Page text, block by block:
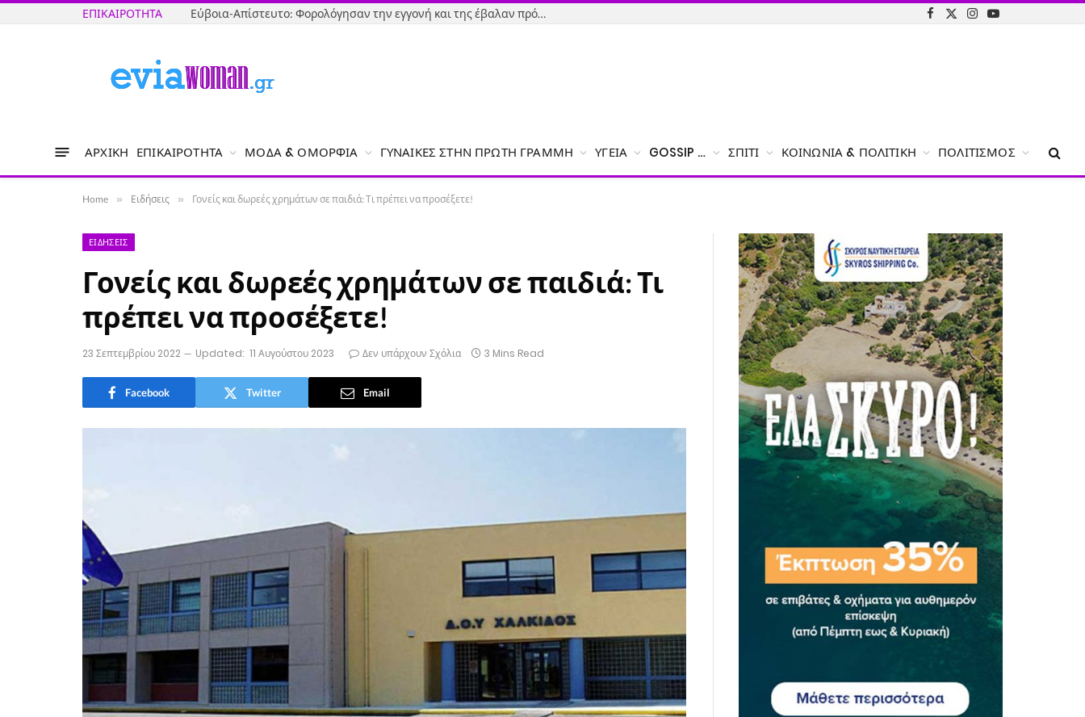
ΕΠΙΚΑΙΡΌΤΗΤΑ Εύβοια-Απίστευτο: Φορολόγησαν την εγγονή και της έβαλαν πρόστιμο γιατί δεν δήλωσε το χαρτζιλίκι του παππού!
Facebook
X
Instagram
YouTube
ΑΡΧΙΚΉ ΕΠΙΚΑΙΡΌΤΗΤΑ ΜΌΔΑ & ΟΜΟΡΦΙΆ ΓΥΝΑΊΚΕΣ ΣΤΗΝ ΠΡΏΤΗ ΓΡΑΜΜΉ ΥΓΕΊΑ GOSSIP … ΣΠΊΤΙ ΚΟΙΝΩΝΊΑ & ΠΟΛΙΤΙΚΉ ΠΟΛΙΤΙΣΜΌΣ
Home » Ειδήσεις » Γονείς και δωρεές χρημάτων σε παιδιά: Τι πρέπει να προσέξετε!
ΕΙΔΉΣΕΙΣ
Γονείς και δωρεές χρημάτων σε παιδιά: Τι
πρέπει να προσέξετε!
23 Σεπτεμβρίου 2022 Updated: 11 Αυγούστου 2023 Δεν υπάρχουν Σχόλια 3 Mins Read
Facebook Twitter Email